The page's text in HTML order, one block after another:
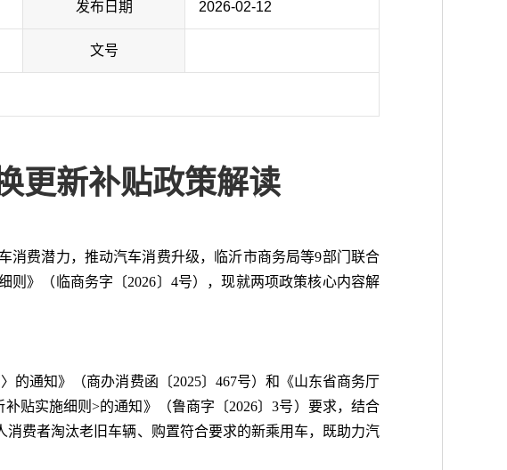
发布日期 2026-02-12
文号
更新补贴政策解读
消费潜力，推动汽车消费升级，临沂市商务局等9部门联合
则》（临商务字〔2026〕4号），现就两项政策核心内容解
的通知》（商办消费函〔2025〕467号）和《山东省商务厅
贴实施细则>的通知》（鲁商字〔2026〕3号）要求，结合
费者淘汰老旧车辆、购置符合要求的新乘用车，既助力汽